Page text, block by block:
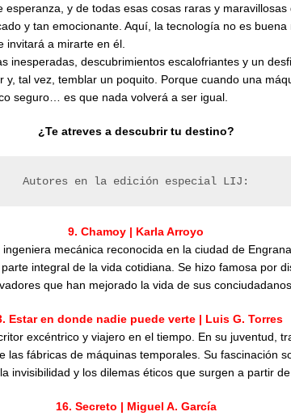
esperanza, y de todas esas cosas raras y
y tan emocionante. Aquí, la tecnología no es buena
invitará a mirarte en él.
inesperadas, descubrimientos escalofriantes y un
y, tal vez, temblar un poquito. Porque cuando una
seguro… es que nada volverá a ser igual.
¿Te atreves a descubrir tu destino?
Autores en la edición especial LIJ:
9. Chamoy | Karla Arroyo
ingeniera mecánica reconocida en la ciudad de
integral de la vida cotidiana. Se hizo famosa por
que han mejorado la vida de sus conciudadanos.
Estar en donde nadie puede verte | Luis G. Torres
excéntrico y viajero en el tiempo. En su juventud,
las fábricas de máquinas temporales. Su fascinación
invisibilidad y los dilemas éticos que surgen a partir de
16. Secreto | Miguel A. García